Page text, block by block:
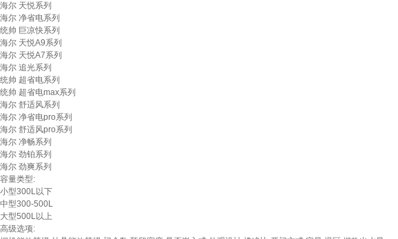
海尔 天悦系列
海尔 净省电系列
统帅 巨凉快系列
海尔 天悦A9系列
海尔 天悦A7系列
海尔 追光系列
统帅 超省电系列
统帅 超省电max系列
海尔 舒适风系列
海尔 净省电pro系列
海尔 舒适风pro系列
海尔 净畅系列
海尔 劲铂系列
海尔 劲爽系列
容量类型:
小型300L以下
中型300-500L
大型500L以上
高级选项: